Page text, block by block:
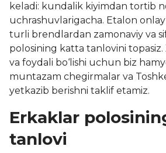
keladi: kundalik kiyimdan tortib
uchrashuvlarigacha. Etalon
turli brendlardan zamonaviy va
polosining katta tanlovini
va foydali bo‘lishi uchun biz
muntazam chegirmalar va
yetkazib berishni taklif etamiz.
Erkaklar
tanlovi